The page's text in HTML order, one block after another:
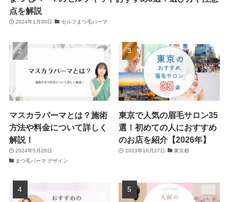
点を解説
2024年1月30日 セルフまつ毛パーマ
マスカラパーマとは？施術
方法や料金について詳しく
解説！
2024年5月28日
まつ毛パーマ デザイン
東京で人気の眉毛サロン35
選！初めての人におすすめ
のお店を紹介【2026年】
2023年10月27日 東京都